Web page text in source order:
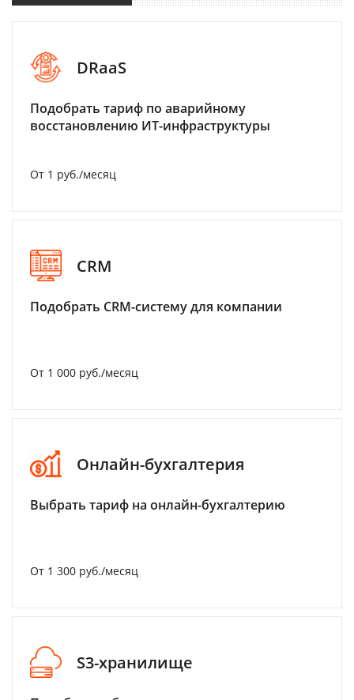
DRaaS
Подобрать тариф по аварийному
восстановлению ИТ-инфраструктуры
От 1 руб./месяц
CRM
Подобрать CRM-систему для компании
От 1 000 руб./месяц
Онлайн-бухгалтерия
Выбрать тариф на онлайн-бухгалтерию
От 1 300 руб./месяц
S3-хранилище